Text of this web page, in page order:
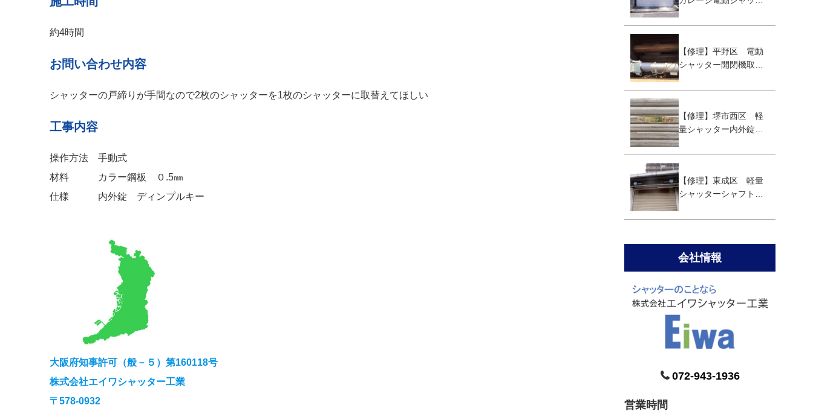
約4時間
お問い合わせ内容
シャッターの戸締りが手間なので2枚のシャッターを1枚のシャッターに取替えてほしい
工事内容
操作方法 手動式
材料 カラー鋼板 ０.5㎜
仕様 内外錠 ディンプルキー
大阪府知事許可（般－５）第160118号
株式会社エイワシャッター工業
〒578-0932
【修理】平野区 電動
シャッター開閉機取替
【修理】堺市西区 軽
量シャッター内外錠取
【修理】東成区 軽量
シャッターシャフト取
会社情報
072-943-1936
営業時間